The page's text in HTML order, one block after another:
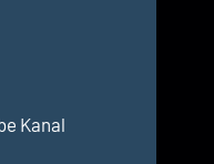
Kanal